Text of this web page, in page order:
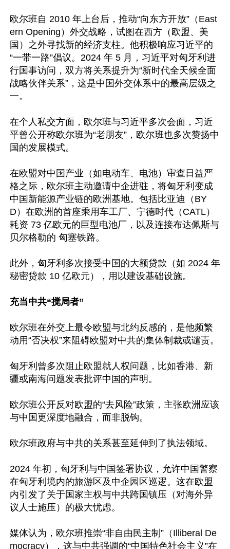
欧尔班自 2010 年上台后，推动“向东方开放”（East
ern Opening）外交战略，试图在西方（欧盟、美
国）之外寻找新的经济支柱。他积极响应习近平的
“一带一路”倡议。2024 年 5 月，习近平对匈牙利进
行国事访问，双方将关系提升为“新时代全天候全面
战略伙伴关系”，这是中国外交体系中的最高层级之
一。
在个人私交方面，欧尔班与习近平多次会面，习近
平曾公开称欧尔班为“老朋友”，欧尔班也多次赞扬中
国的发展模式。
在欧盟对中国产业（如电动车、电池）审查日益严
格之际，欧尔班主动邀请中企进驻，将匈牙利变成
中国新能源产业链的欧洲基地。包括比亚迪（BY
D）在欧洲的首座乘用车工厂、宁德时代（CATL）
耗资 73 亿欧元的巨型电池厂，以及连接布达佩斯与
贝尔格勒的 匈塞铁路。
此外，匈牙利多次接受中国的大额贷款（如 2024 年
秘密贷款 10 亿欧元），用以建设基础设施。
充当中共“搅局者”
欧尔班在外交上最令欧盟与北约反感的，是他频繁
动用“否决权”来阻碍欧盟对中共的集体制裁或谴责。
匈牙利曾多次阻止欧盟就人权问题，比如香港、新
疆或南海问题发表批评中国的声明。
欧尔班公开反对欧盟的“去风险”政策，主张欧洲应该
与中国更深度地融合，而非脱钩。
欧尔班政府与中共的关系甚至延伸到了执法领域。
2024 年初，匈牙利与中国签署协议，允许中国警察
在匈牙利境内的旅游区及中企园区巡逻。这在欧盟
内引发了关于国家主权与中共跨国镇压（对海外异
议人士施压）的极大忧虑。
媒体认为，欧尔班推崇“非自由民主制”（Illiberal De
mocracy），这与中共强调的“中国特色社会主义”在